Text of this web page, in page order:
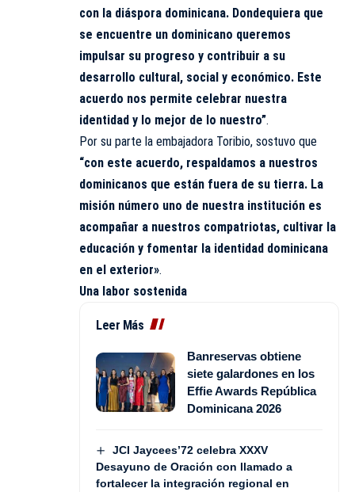
con la diáspora dominicana. Dondequiera que
se encuentre un dominicano queremos
impulsar su progreso y contribuir a su
desarrollo cultural, social y económico. Este
acuerdo nos permite celebrar nuestra
identidad y lo mejor de lo nuestro”.
Por su parte la embajadora Toribio, sostuvo que
“con este acuerdo, respaldamos a nuestros
dominicanos que están fuera de su tierra. La
misión número uno de nuestra institución es
acompañar a nuestros compatriotas, cultivar la
educación y fomentar la identidad dominicana
en el exterior».
Una labor sostenida
Leer Más
Banreservas obtiene
siete galardones en los
Effie Awards República
Dominicana 2026
JCI Jaycees’72 celebra XXXV
Desayuno de Oración con llamado a
fortalecer la integración regional en